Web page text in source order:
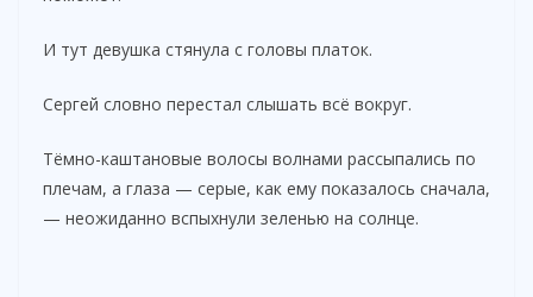
И тут девушка стянула с головы платок.
Сергей словно перестал слышать всё вокруг.
Тёмно-каштановые волосы волнами рассыпались по
плечам, а глаза — серые, как ему показалось сначала,
— неожиданно вспыхнули зеленью на солнце.